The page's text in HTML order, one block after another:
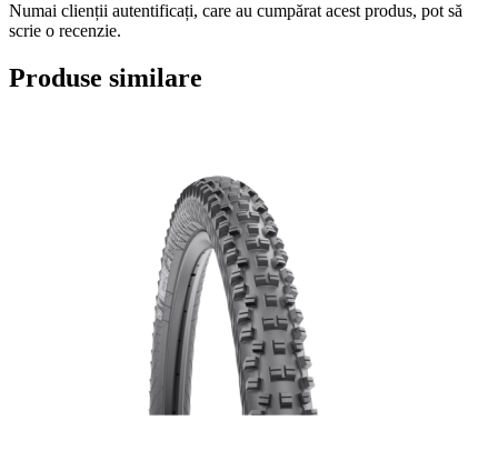
Numai clienții autentificați, care au cumpărat acest produs, pot să
scrie o recenzie.
Produse similare